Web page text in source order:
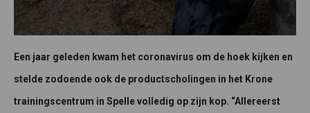
Een jaar geleden kwam het coronavirus om de hoek kijken en
stelde zodoende ook de productscholingen in het Krone
trainingscentrum in Spelle volledig op zijn kop. “Allereerst